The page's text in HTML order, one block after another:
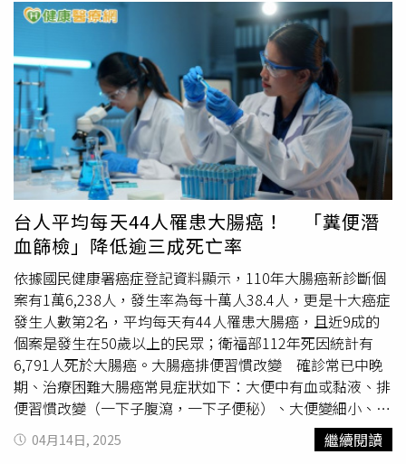
180天內對台美關係進行評估，並將評估結果提交給外交關
係委員會。這項名為《台灣保證實施法案》的修正案將把一
次性報告改為每2年1次 的定期審查，目的是最終取消台灣自
行施加的接觸限制。美國共和黨眾議員華格納（Ann
Wagner）在其提出的《台灣保證實施法案》於眾議院通過
後，發表聲明指出：「無可否認，中華人民共和國是對我們
國家安全構成最大威脅的單一來源，且其目標直指全面入侵
台灣。美國在遏止此一威脅上絕不能動搖。我們必須與在太
平洋地區的夥伴並肩作戰，而我提出的《台灣保證實施法
案》正是邁向以實力維護和平的重要一步。這項法案將在歷
史的關鍵時刻深化並擴展美國與台灣之間的關係。我期待參
議院能迅速審議此立法，並將其送交川普總統簽署，讓中國
明白我們對抗其魯莽侵略的決心與認真態度。」報導補充，
《台灣保證實施法案》將要求美國國務院定期檢視並更新其
與台灣交往的相關準則。這些定期審查與更新必須符合以下
幾點原則，包括：清楚說明這些準則如何加深與擴展美國與
台灣之間的關係，並反映出此雙邊關係的價值、優點與重要
性充分考量台灣作為一個民主夥伴與尊重普世人權及民主價
值的自由開放社會之事實確保美國與台灣交往的方式，體現
雙方長期、全面且以價值為基礎的關係，並有助於兩岸議題
的和平解決。
台人平均每天44人罹患大腸癌！ 「糞便潛
血篩檢」降低逾三成死亡率
依據國民健康署癌症登記資料顯示，110年大腸癌新診斷個
案有1萬6,238人，發生率為每十萬人38.4人，更是十大癌症
發生人數第2名，平均每天有44人罹患大腸癌，且近9成的
個案是發生在50歲以上的民眾；衛福部112年死因統計有
6,791人死於大腸癌。大腸癌排便習慣改變 確診常已中晚
期、治療困難大腸癌常見症狀如下：大便中有血或黏液、排
便習慣改變（一下子腹瀉，一下子便秘）、大便變細小、經
常性腹瀉或便秘、體重減輕、貧血、裡急後重（排便排不乾
淨）。然而可怕的是，大腸癌早期並無症狀。臺北市立聯合
04月14日, 2025 繼續閱讀